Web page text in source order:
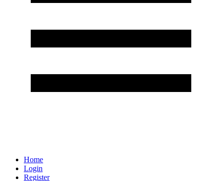
Home
Login
Register